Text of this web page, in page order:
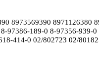
8973569390 8971126380
8-97386-189-0 8-97356-939-0
-414-0 02/802723 02/80